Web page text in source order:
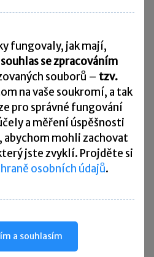
2026
záloh na daň z příjmů
za červenec 2026
daně za červenec 2026
fungovaly, jak mají,
se zpracováním
souborů – tzv.
na vaše soukromí, a tak
pro správné fungování
a měření úspěšnosti
abychom mohli zachovat
jste zvyklí. Projděte si
osobních údajů.
a souhlasím